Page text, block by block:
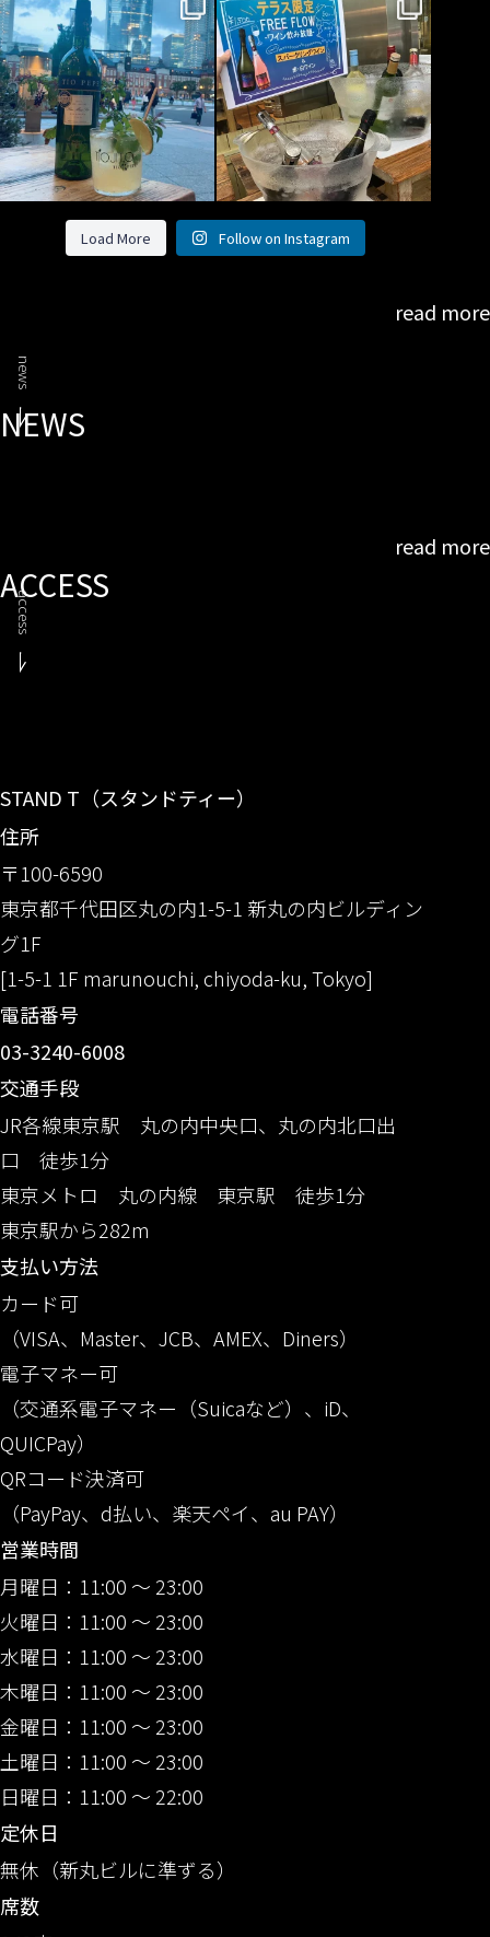
【期間限定カクテル】
ティオヒート TIO JITO
￥850(税込)...
【テラス限定ワインフリーフロー】
こんにちは！...
Load More Follow on Instagram
read more
NEWS
read more
news
ACCESS
STAND T（スタンドティー）
住所
〒100-6590
東京都千代田区丸の内1-5-1 新丸の内ビルディン
グ1F
[1-5-1 1F marunouchi, chiyoda-ku, Tokyo]
電話番号
03-3240-6008
交通手段
JR各線東京駅 丸の内中央口、丸の内北口出
口 徒歩1分
東京メトロ 丸の内線 東京駅 徒歩1分
東京駅から282m
支払い方法
カード可
（VISA、Master、JCB、AMEX、Diners）
電子マネー可
（交通系電子マネー（Suicaなど）、iD、
QUICPay）
QRコード決済可
（PayPay、d払い、楽天ペイ、au PAY）
営業時間
月曜日：11:00 〜 23:00
火曜日：11:00 〜 23:00
水曜日：11:00 〜 23:00
木曜日：11:00 〜 23:00
金曜日：11:00 〜 23:00
土曜日：11:00 〜 23:00
日曜日：11:00 〜 22:00
定休日
無休（新丸ビルに準ずる）
席数
access